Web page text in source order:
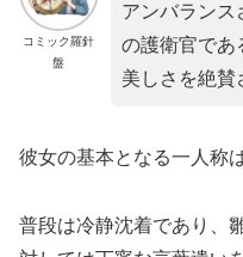
コミック羅針
盤
アンバランス
の護衛官であ
美しさを絶賛
彼女の基本となる一人称
普段は冷静沈着であり、